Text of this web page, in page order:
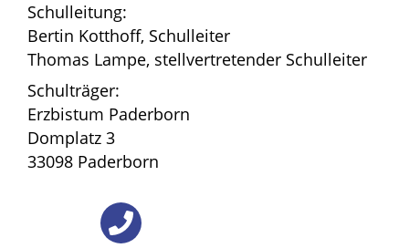
Schulleitung:
Bertin Kotthoff, Schulleiter
Thomas Lampe, stellvertretender Schulleiter
Schulträger:
Erzbistum Paderborn
Domplatz 3
33098 Paderborn